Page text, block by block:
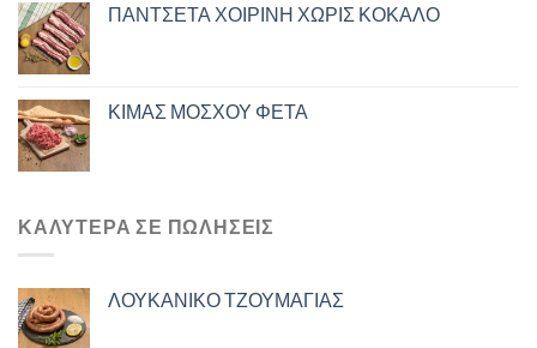
ΠΑΝΤΣΕΤΑ ΧΟΙΡΙΝΗ ΧΩΡΙΣ ΚΟΚΑΛΟ
ΚΙΜΑΣ ΜΟΣΧΟΥ ΦΕΤΑ
ΚΑΛΎΤΕΡΑ ΣΕ ΠΩΛΉΣΕΙΣ
ΛΟΥΚΑΝΙΚΟ ΤΖΟΥΜΑΓΙΑΣ